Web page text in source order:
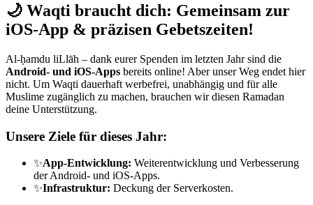
🌙 Waqti braucht dich: Gemeinsam zur
iOS-App & präzisen Gebetszeiten!
Al-ḥamdu liLlāh – dank eurer Spenden im letzten Jahr sind die
Android- und iOS-Apps bereits online! Aber unser Weg endet hier
nicht. Um Waqti dauerhaft werbefrei, unabhängig und für alle
Muslime zugänglich zu machen, brauchen wir diesen Ramadan
deine Unterstützung.
Unsere Ziele für dieses Jahr:
✨App-Entwicklung: Weiterentwicklung und Verbesserung
der Android- und iOS-Apps.
✨Infrastruktur: Deckung der Serverkosten.